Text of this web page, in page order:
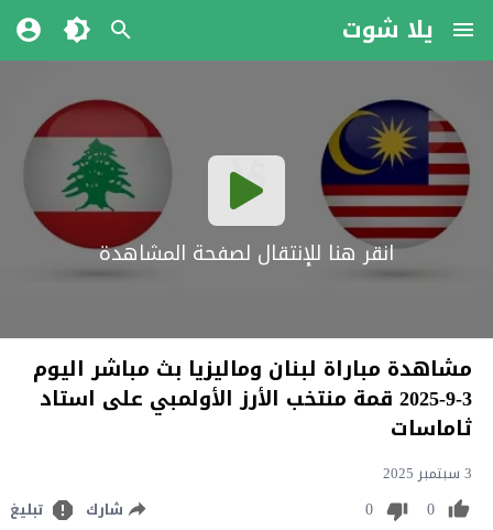
يلا شوت
انقر هنا للإنتقال لصفحة المشاهدة
مشاهدة مباراة لبنان وماليزيا بث مباشر اليوم
3-9-2025 قمة منتخب الأرز الأولمبي على استاد
ثاماسات
3 سبتمبر 2025
0
0 شارك تبليغ